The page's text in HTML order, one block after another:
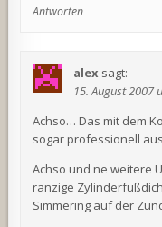
Antworten
alex sagt:
15. August 2007
Achso… Das mit dem
sogar professionell aus
Achso und ne weitere
ranzige
Simmering auf der